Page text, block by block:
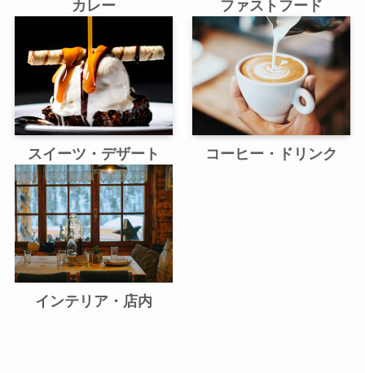
カレー ファストフード
スイーツ・デザート コーヒー・ドリンク
インテリア・店内